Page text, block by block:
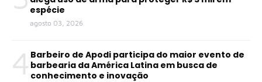
espécie
agosto 03, 2026
4 Barbeiro de Apodi participa do maior evento de
barbearia da América Latina em busca de
conhecimento e inovação